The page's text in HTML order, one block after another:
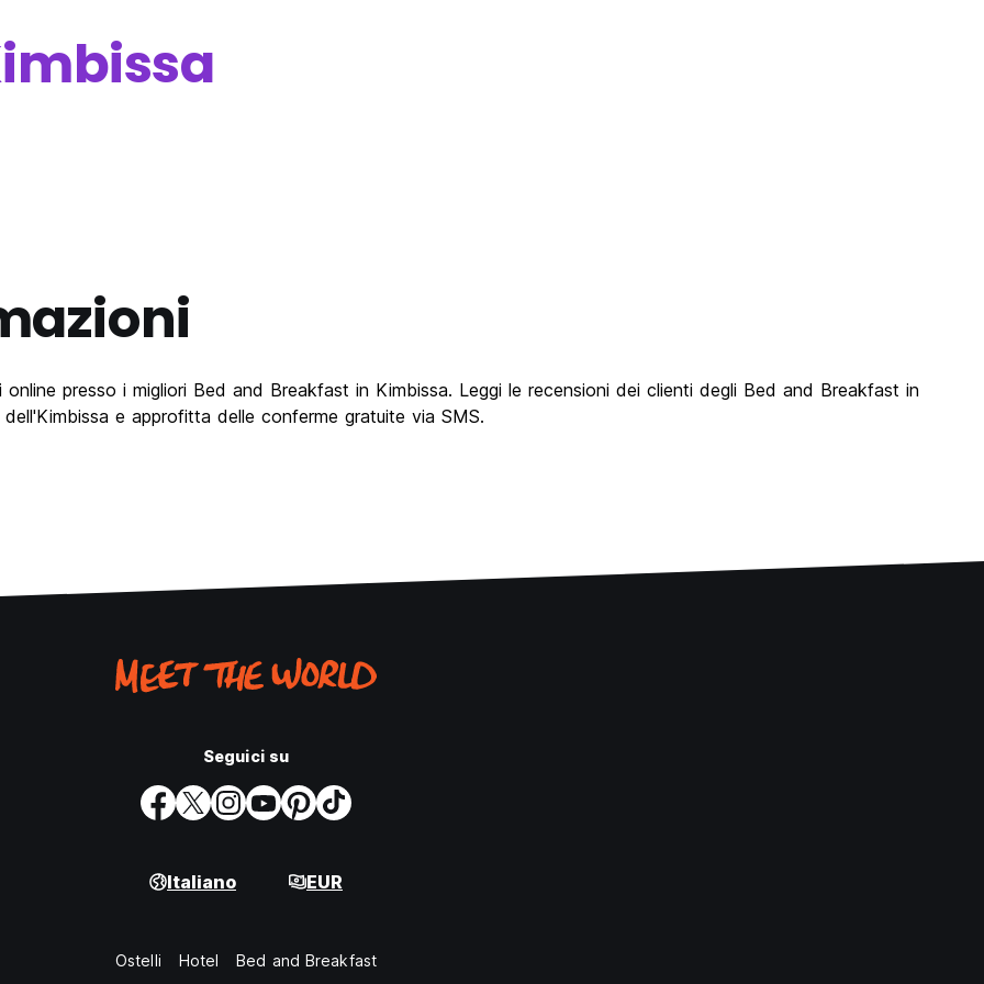
presso i migliori Bed and Breakfast in Kimbissa. Leggi le recensioni dei clienti degli Bed and Breakfast in
e approfitta delle conferme gratuite via SMS.
Seguici su
Italiano EUR
Ostelli Hotel Bed and Breakfast